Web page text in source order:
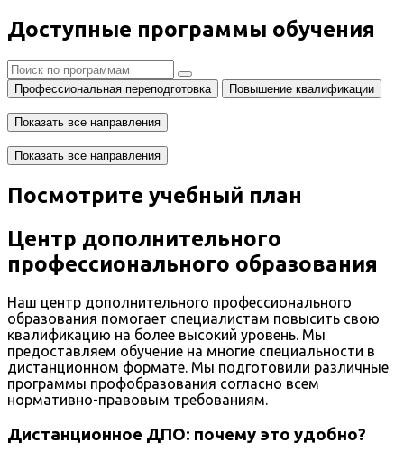
Доступные программы обучения
Профессиональная переподготовка Повышение квалификации
Показать все направления
Показать все направления
Посмотрите учебный план
Центр дополнительного
профессионального образования
Наш центр дополнительного профессионального
образования помогает специалистам повысить свою
квалификацию на более высокий уровень. Мы
предоставляем обучение на многие специальности в
дистанционном формате. Мы подготовили различные
программы профобразования согласно всем
нормативно-правовым требованиям.
Дистанционное ДПО: почему это удобно?